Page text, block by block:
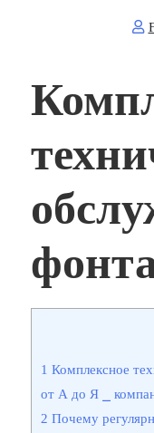
1 Комплексное
от А до Я ⎯
2 Почему